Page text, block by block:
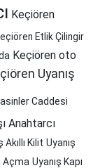
Keçiören
Etlik Çilingir
Keçiören oto
Uyanış
Caddesi
Anahtarcı
Akıllı Kilit Uyanış
Açma Uyanış Kapı